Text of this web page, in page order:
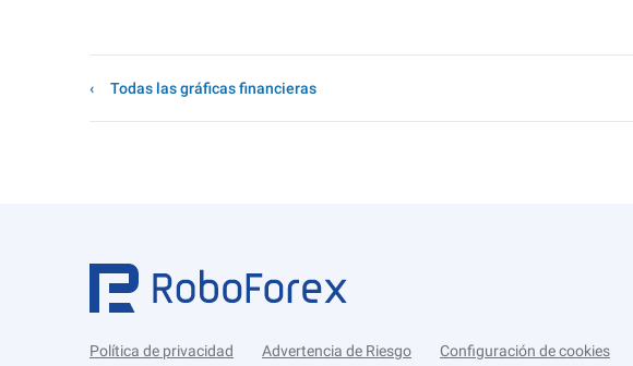
Todas las gráficas financieras
Política de privacidad Advertencia de Riesgo Configuración de cookies